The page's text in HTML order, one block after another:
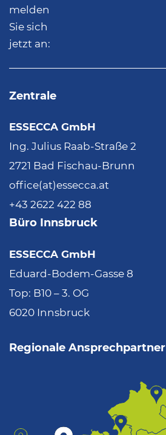
melden
Sie sich
jetzt an:
Zentrale
ESSECCA GmbH
Ing. Julius Raab-Straße 2
2721 Bad Fischau-Brunn
office(at)essecca.at
+43 2622 422 88
Büro Innsbruck
ESSECCA GmbH
Eduard-Bodem-Gasse 8
Top: B10 – 3. OG
6020 Innsbruck
Regionale Ansprechpartner